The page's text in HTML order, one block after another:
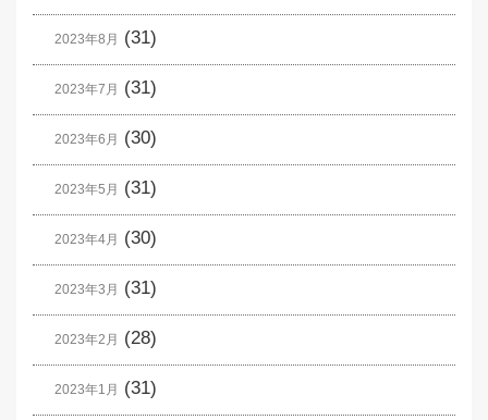
2023年8月 (31)
2023年7月 (31)
2023年6月 (30)
2023年5月 (31)
2023年4月 (30)
2023年3月 (31)
2023年2月 (28)
2023年1月 (31)